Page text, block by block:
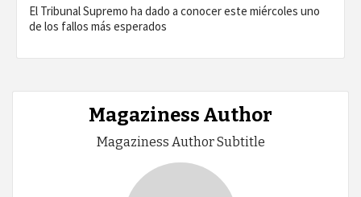
El Tribunal Supremo ha dado a conocer este miércoles uno
de los fallos más esperados
Magaziness Author
Magaziness Author Subtitle